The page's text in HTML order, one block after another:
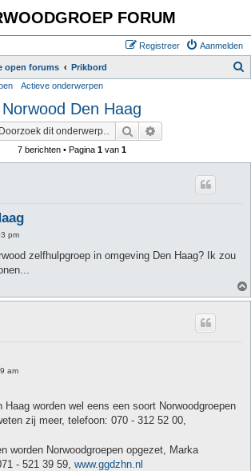
FORUM
Aanmelden
Registreer
open forums Prikbord
Actieve onderwerpen
Norwood Den Haag
Zoek
7 berichten • Pagina 1 van 1
pm
zelfhulpgroep in omgeving Den Haag? Ik zou
am
Haag worden wel eens een soort Norwoodgroepen
zij meer, telefoon: 070 - 312 52 00,
worden Norwoodgroepen opgezet, Marka
- 521 39 59, www.ggdzhn.nl